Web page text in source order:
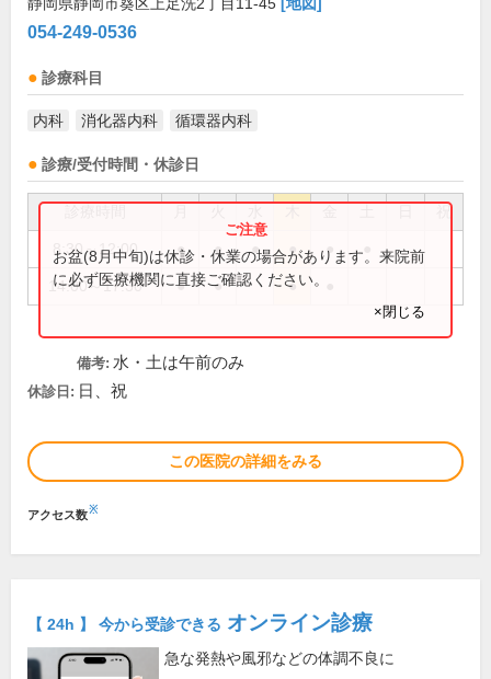
054-249-0536
診療科目
内科 消化器内科 循環器内科
診療/受付時間・休診日
祝
8:30～12:00 ● ● ● ● ●
14:00～17:30 ● ● ●
お盆(8月中旬)は休診・休業の場合があります。来院前
に必ず医療機関に直接ご確認ください。
×閉じる
備考: 水・土は午前のみ
休診日: 日、祝
この医院の詳細をみる
アクセス数※
【 24h 】 今から受診できる オンライン診療
急な発熱や風邪などの体調不良に